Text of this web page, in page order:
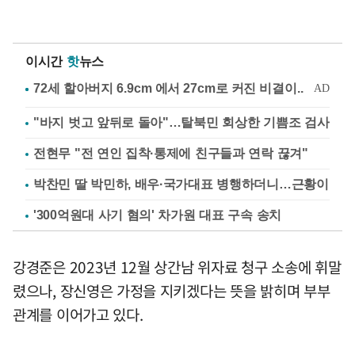
이시간 핫뉴스
"바지 벗고 앞뒤로 돌아"…탈북민 회상한 기쁨조 검사
전현무 "전 연인 집착·통제에 친구들과 연락 끊겨"
박찬민 딸 박민하, 배우·국가대표 병행하더니…근황이
'300억원대 사기 혐의' 차가원 대표 구속 송치
강경준은 2023년 12월 상간남 위자료 청구 소송에 휘말
렸으나, 장신영은 가정을 지키겠다는 뜻을 밝히며 부부
관계를 이어가고 있다.